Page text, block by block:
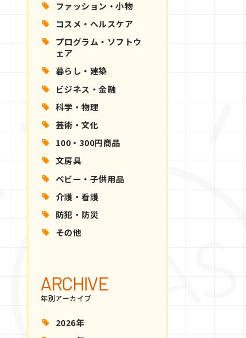
ファッション・小物
コスメ・ヘルスケア
プログラム・ソフトウ
ェア
暮らし・建築
ビジネス・金融
科学・物理
芸術・文化
100・300円商品
文房具
ベビー・子供用品
介護・看護
防犯・防災
その他
ARCHIVE
年別アーカイブ
2026年